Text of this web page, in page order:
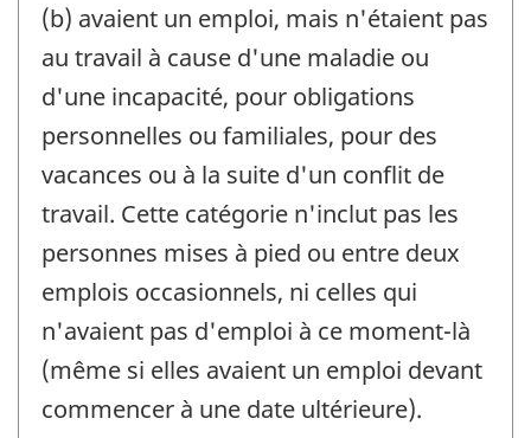
(b) avaient un emploi, mais n'étaient pas
au travail à cause d'une maladie ou
d'une incapacité, pour obligations
personnelles ou familiales, pour des
vacances ou à la suite d'un conflit de
travail. Cette catégorie n'inclut pas les
personnes mises à pied ou entre deux
emplois occasionnels, ni celles qui
n'avaient pas d'emploi à ce moment-là
(même si elles avaient un emploi devant
commencer à une date ultérieure).